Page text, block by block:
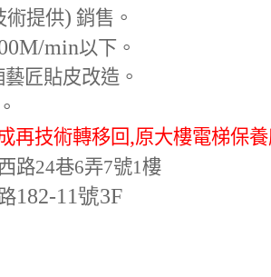
術提供) 銷售。
/min以下。
匠貼皮改造。
再技術轉移回,原大樓電梯保
路24巷6弄7號1樓
182-11號3F